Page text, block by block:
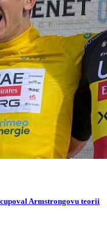
Armstrongovu teorii